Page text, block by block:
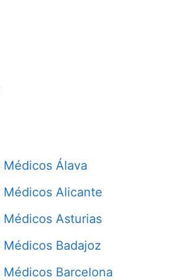
Médicos Álava
Médicos Alicante
Médicos Asturias
Médicos Badajoz
Médicos Barcelona